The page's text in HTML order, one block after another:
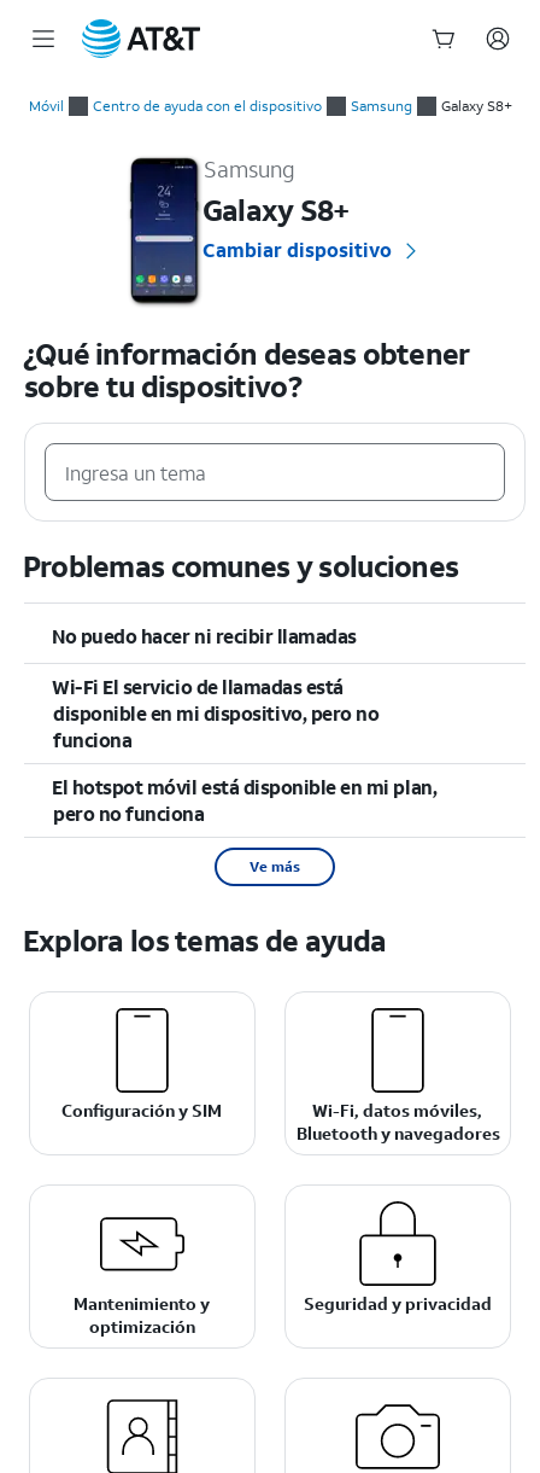
Móvil Centro de ayuda con el dispositivo Samsung Galaxy S8+
Samsung
Galaxy S8+
Cambiar dispositivo
¿Qué información deseas obtener
sobre tu dispositivo?
Problemas comunes y soluciones
No puedo hacer ni recibir llamadas
Wi-Fi El servicio de llamadas está
disponible en mi dispositivo, pero no
funciona
El hotspot móvil está disponible en mi plan,
pero no funciona
Ve más
Explora los temas de ayuda
Configuración y SIM
Wi-Fi, datos móviles,
Bluetooth y navegadores
Mantenimiento y
optimización
Seguridad y privacidad